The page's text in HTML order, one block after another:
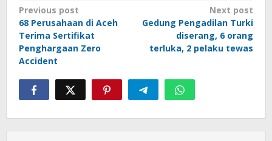
Post
navigation
Previous post
68 Perusahaan di Aceh
Terima Sertifikat
Penghargaan Zero
Accident
Next post
Gedung Pengadilan Turki
diserang, 6 orang
terluka, 2 pelaku tewas